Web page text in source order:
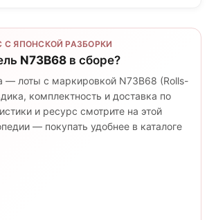
С ЯПОНСКОЙ РАЗБОРКИ
N73B68 в сборе?
— лоты с маркировкой N73B68 (Rolls-
комплектность и доставка по
и ресурс смотрите на этой
— покупать удобнее в каталоге